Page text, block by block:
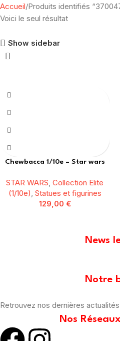
Accueil Produits identifiés
Voici le seul résultat
Show sidebar
Chewbacca 1/10e – Star wars
STAR WARS, Collection Elite
(1/10e), Statues et figurines
129,00 €
News
Notre
Retrouvez nos dernières
Nos